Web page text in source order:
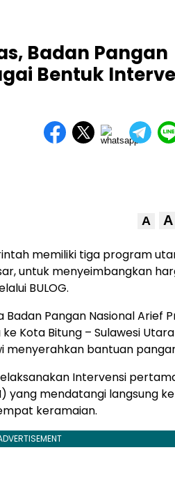
Badan Pangan
Bentuk
A A
memiliki tiga program
untuk menyeimbangkan
BULOG.
Pangan Nasional Arief
Kota Bitung – Sulawesi
menyerahkan bantuan
Intervensi
yang mendatangi langsung ke
keramaian.